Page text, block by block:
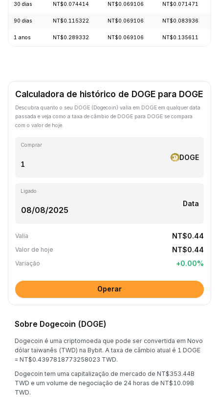
30 dias NT$0.074414 NT$0.069106 NT$0.071471
90 dias NT$0.115322 NT$0.069106 NT$0.083936
1 anos NT$0.289332 NT$0.069106 NT$0.135611
Calculadora de histórico de DOGE para DOGE
Descubra quanto o seu DOGE (Dogecoin) valia em DOGE em qualquer data
passada e veja como a taxa de câmbio de DOGE para DOGE se compara
com o valor de hoje.
Comprar
DOGE
Ligado
Data
Valia NT$0.44
Valor de hoje NT$0.44
Variação +0.00%
Operar
Sobre Dogecoin (DOGE)
Dogecoin é uma criptomoeda que pode ser convertida em Novo
dólar taiwanês (TWD) na Bybit. A taxa de câmbio atual é 1 DOGE
= NT$0.4397818773258023 TWD.
Dogecoin tem uma capitalização de mercado de NT$353.44B
TWD e um volume de negociação de 24 horas de NT$10.09B
TWD.